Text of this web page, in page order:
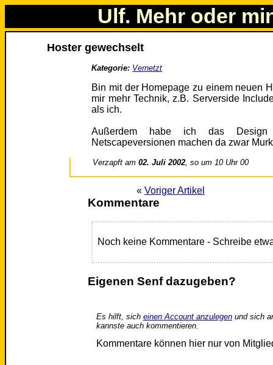
Ulf. Mehr oder
Hoster gewechselt
Kategorie: Vernetzt
Bin mit der Homepage zu einem neuen
mir mehr Technik, z.B. Serverside
als ich.
Außerdem habe ich das
Netscapeversionen machen da zwar
Verzapft am02. Juli 2002, so um 10 Uhr 00
« Voriger Artikel
Kommentare
Noch keine Kommentare - Schreibe
Eigenen Senf dazugeben?
Es hilft, sich einen Account anzulegenund sich
kannste auch kommentieren.
Kommentare können hier nur von